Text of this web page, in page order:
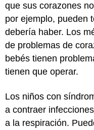
que sus corazones
por ejemplo, pueden
debería haber. Los
de problemas de
bebés tienen
tienen que operar.
Los niños con
a contraer
a la respiración.